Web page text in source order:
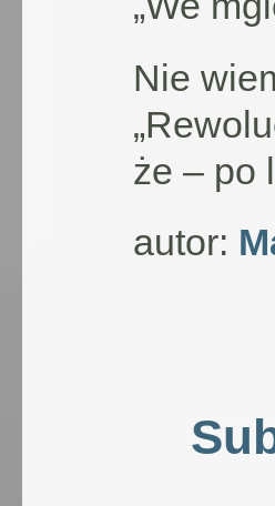
Nie
że – po
autor: